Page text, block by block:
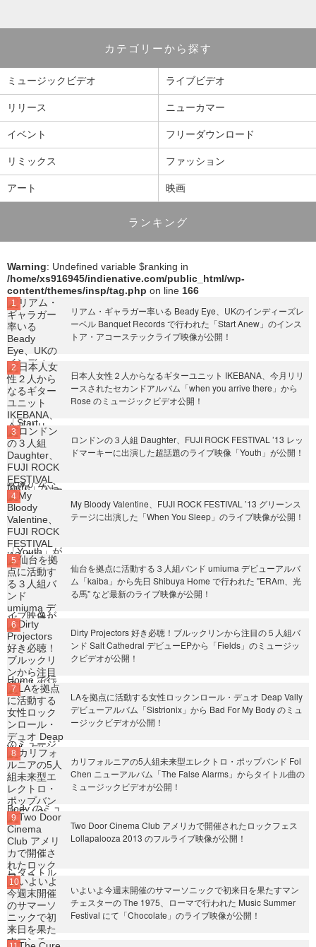
カテゴリーから探す
ミュージックビデオ ライブビデオ
リリース ニューカマー
イベント フリーダウンロード
リミックス ファッション
アート 映画
ランキング
Warning: Undefined variable $ranking in
/home/xs916945/indienative.com/public_html/wp-
content/themes/insp/tag.php on line 166
リアム・ギャラガー率いる Beady Eye、UKのインディーズレ
ーベル Banquet Records で行われた「Start Anew」のインス
トア・アコーステックライブ映像が公開！
日本人女性２人からなるギターユニット IKEBANA、今月リリ
ースされたセカンドアルバム「when you arrive there」から
Rose のミュージックビデオ公開！
ロンドンの３人組 Daughter、FUJI ROCK FESTIVAL ’13 レッ
ドマーキーに出演した超話題のライブ映像「Youth」が公開！
My Bloody Valentine、FUJI ROCK FESTIVAL ’13 グリーンス
テージに出演した「When You Sleep」のライブ映像が公開！
仙台を拠点に活動する３人組バンド umiuma デビューアルバ
ム「kaiba」から先日 Shibuya Home で行われた "ERAm、光
る馬" など最新のライブ映像が公開！
Dirty Projectors 好き必聴！ブルックリンから注目の５人組バ
ンド Salt Cathedral デビューEPから「Fields」のミュージッ
クビデオが公開！
LAを拠点に活動する女性ロックンロール・デュオ Deap Vally
デビューアルバム「Sistrionix」から Bad For My Body のミュ
ージックビデオが公開！
カリフォルニアの5人組未来型エレクトロ・ポップバンド Fol
Chen ニューアルバム「The False Alarms」からタイトル曲の
ミュージックビデオが公開！
Two Door Cinema Club アメリカで開催されたロックフェス
Lollapalooza 2013 のフルライブ映像が公開！
いよいよ今週末開催のサマーソニックで初来日を果たすマン
チェスターの The 1975、ローマで行われた Music Summer
Festival にて「Chocolate」のライブ映像が公開！